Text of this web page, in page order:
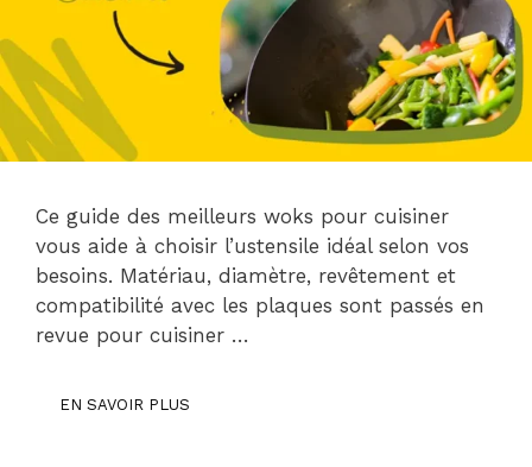
Ce guide des meilleurs woks pour cuisiner
vous aide à choisir l’ustensile idéal selon vos
besoins. Matériau, diamètre, revêtement et
compatibilité avec les plaques sont passés en
revue pour cuisiner …
EN SAVOIR PLUS